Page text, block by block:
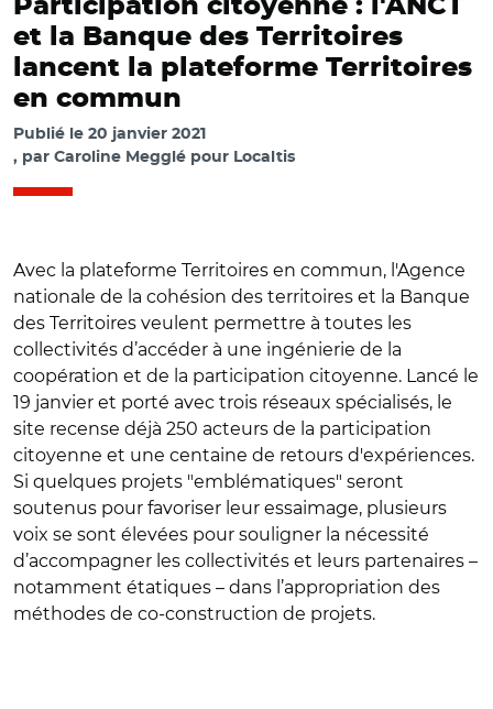
Participation citoyenne : l'ANCT
et la Banque des Territoires
lancent la plateforme Territoires
en commun
Publié le 20 janvier 2021
par Caroline Megglé pour Localtis
Avec la plateforme Territoires en commun, l'Agence
nationale de la cohésion des territoires et la Banque
des Territoires veulent permettre à toutes les
collectivités d’accéder à une ingénierie de la
coopération et de la participation citoyenne. Lancé le
19 janvier et porté avec trois réseaux spécialisés, le
site recense déjà 250 acteurs de la participation
citoyenne et une centaine de retours d'expériences.
Si quelques projets "emblématiques" seront
soutenus pour favoriser leur essaimage, plusieurs
voix se sont élevées pour souligner la nécessité
d’accompagner les collectivités et leurs partenaires –
notamment étatiques – dans l’appropriation des
méthodes de co-construction de projets.